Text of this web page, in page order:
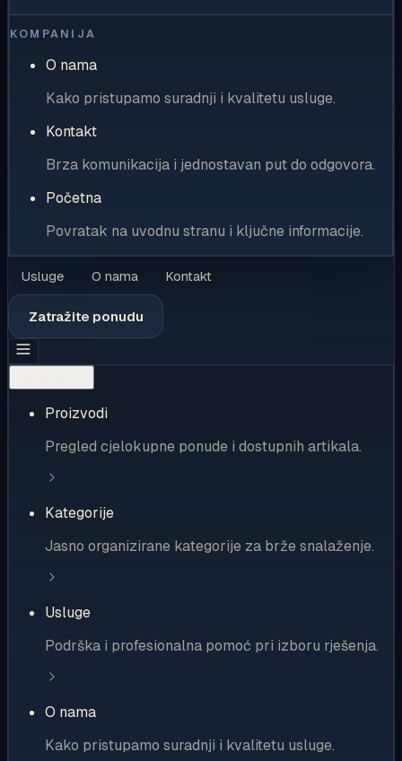
KOMPANIJA
O nama
Kako pristupamo suradnji i kvalitetu usluge.
Kontakt
Brza komunikacija i jednostavan put do odgovora.
Početna
Povratak na uvodnu stranu i ključne informacije.
Usluge O nama Kontakt
Zatražite ponudu
Proizvodi
Pregled cjelokupne ponude i dostupnih artikala.
Kategorije
Jasno organizirane kategorije za brže snalaženje.
Usluge
Podrška i profesionalna pomoć pri izboru rješenja.
O nama
Kako pristupamo suradnji i kvalitetu usluge.